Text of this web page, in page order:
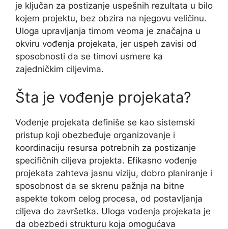
je ključan za postizanje uspešnih rezultata u bilo
kojem projektu, bez obzira na njegovu veličinu.
Uloga upravljanja timom veoma je značajna u
okviru vođenja projekata, jer uspeh zavisi od
sposobnosti da se timovi usmere ka
zajedničkim ciljevima.
Šta je vođenje projekata?
Vođenje projekata definiše se kao sistemski
pristup koji obezbeđuje organizovanje i
koordinaciju resursa potrebnih za postizanje
specifičnih ciljeva projekta. Efikasno vođenje
projekata zahteva jasnu viziju, dobro planiranje i
sposobnost da se skrenu pažnja na bitne
aspekte tokom celog procesa, od postavljanja
ciljeva do završetka. Uloga vođenja projekata je
da obezbedi strukturu koja omogućava